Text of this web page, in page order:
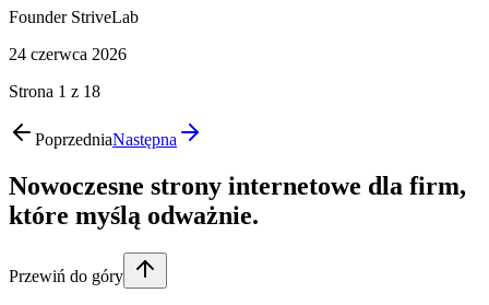
Founder StriveLab
24 czerwca 2026
Strona 1 z 18
PoprzedniaNastępna
Nowoczesne strony internetowe dla firm,
które myślą odważnie.
Przewiń do góry